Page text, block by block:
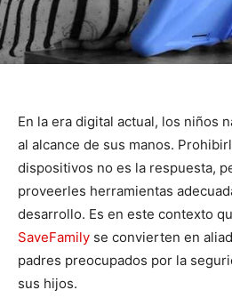
En la era digital actual, los niños
al alcance de sus manos.
dispositivos no es la respuesta,
proveerles herramientas
desarrollo. Es en este contexto
SaveFamily se convierten en
padres preocupados por la
sus hijos.